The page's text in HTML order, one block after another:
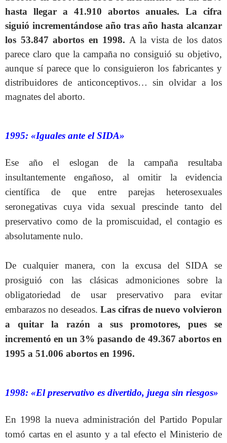
hasta llegar a 41.910 abortos anuales. La cifra
siguió incrementándose año tras año hasta alcanzar
los 53.847 abortos en 1998. A la vista de los datos
parece claro que la campaña no consiguió su objetivo,
aunque sí parece que lo consiguieron los fabricantes y
distribuidores de anticonceptivos… sin olvidar a los
magnates del aborto.
1995: «Iguales ante el SIDA»
Ese año el eslogan de la campaña resultaba
insultantemente engañoso, al omitir la evidencia
científica de que entre parejas heterosexuales
seronegativas cuya vida sexual prescinde tanto del
preservativo como de la promiscuidad, el contagio es
absolutamente nulo.
De cualquier manera, con la excusa del SIDA se
prosiguió con las clásicas admoniciones sobre la
obligatoriedad de usar preservativo para evitar
embarazos no deseados. Las cifras de nuevo volvieron
a quitar la razón a sus promotores, pues se
incrementó en un 3% pasando de 49.367 abortos en
1995 a 51.006 abortos en 1996.
1998: «El preservativo es divertido, juega sin riesgos»
En 1998 la nueva administración del Partido Popular
tomó cartas en el asunto y a tal efecto el Ministerio de